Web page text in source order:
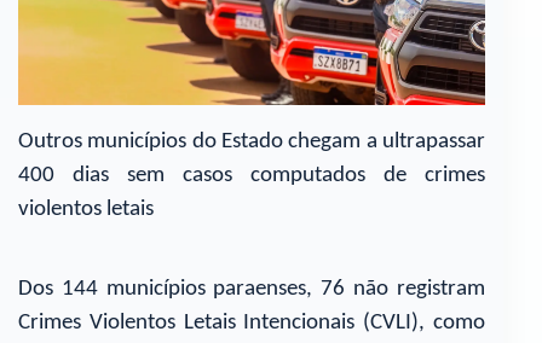
Outros municípios do Estado chegam a ultrapassar
400 dias sem casos computados de crimes
violentos letais
Dos 144 municípios paraenses, 76 não registram
Crimes Violentos Letais Intencionais (CVLI), como